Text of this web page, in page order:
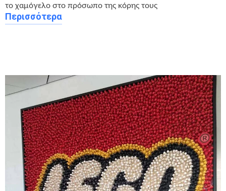
το χαμόγελο στο πρόσωπο της κόρης τους
Περισσότερα